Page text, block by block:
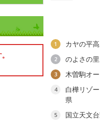
1 カヤの平
2 のよさの
3 木曽駒オ
4
白樺リゾ
県
5
国立天文